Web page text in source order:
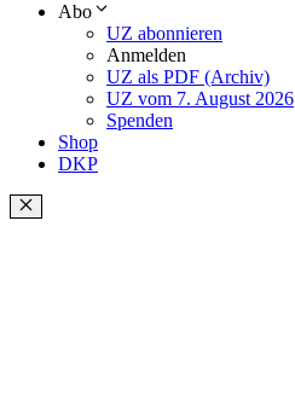
Abo
UZ abonnieren
Anmelden
UZ als PDF (Archiv)
UZ vom 7. August 2026
Spenden
Shop
DKP
Schließen